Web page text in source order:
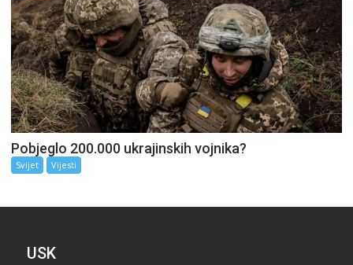
Pobjeglo 200.000 ukrajinskih vojnika?
Svijet Vijesti
USK